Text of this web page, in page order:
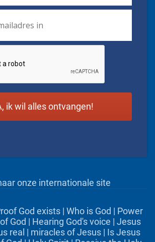
onze internationale site
God exists| Who is God | Power
God | Hearing God's voice | Jesus
real | miracles of Jesus| Is Jesus